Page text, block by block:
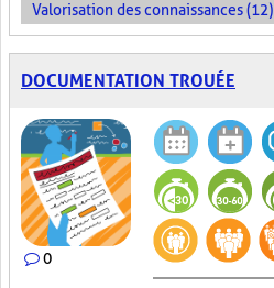
Valorisation des connaissances (12)
DOCUMENTATION TROUÉE
0